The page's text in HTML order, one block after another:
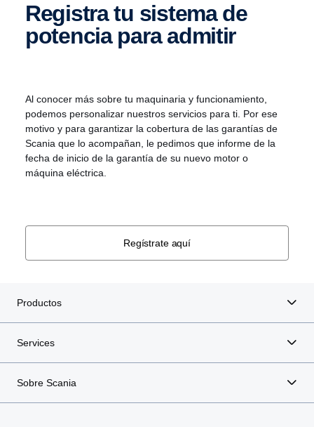
Registra tu sistema de
potencia para admitir
Al conocer más sobre tu maquinaria y funcionamiento,
podemos personalizar nuestros servicios para ti. Por ese
motivo y para garantizar la cobertura de las garantías de
Scania que lo acompañan, le pedimos que informe de la
fecha de inicio de la garantía de su nuevo motor o
máquina eléctrica.
Regístrate aquí
Productos
Services
Sobre Scania